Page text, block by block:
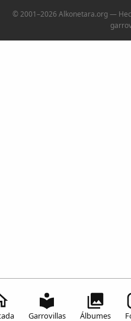
Garrovillas Álbumes
© 2001–2026 Alkonetara.org —